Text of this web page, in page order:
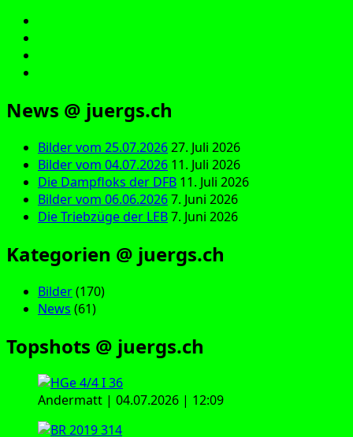
News @ juergs.ch
Bilder vom 25.07.202627. Juli 2026
Bilder vom 04.07.2026 11. Juli 2026
Die Dampfloks der DFB 11. Juli 2026
Bilder vom 06.06.20267. Juni 2026
Die Triebzüge der LEB7. Juni 2026
Kategorien @ juergs.ch
Bilder(170)
News (61)
Topshots @ juergs.ch
Andermatt | 04.07.2026 | 12:09